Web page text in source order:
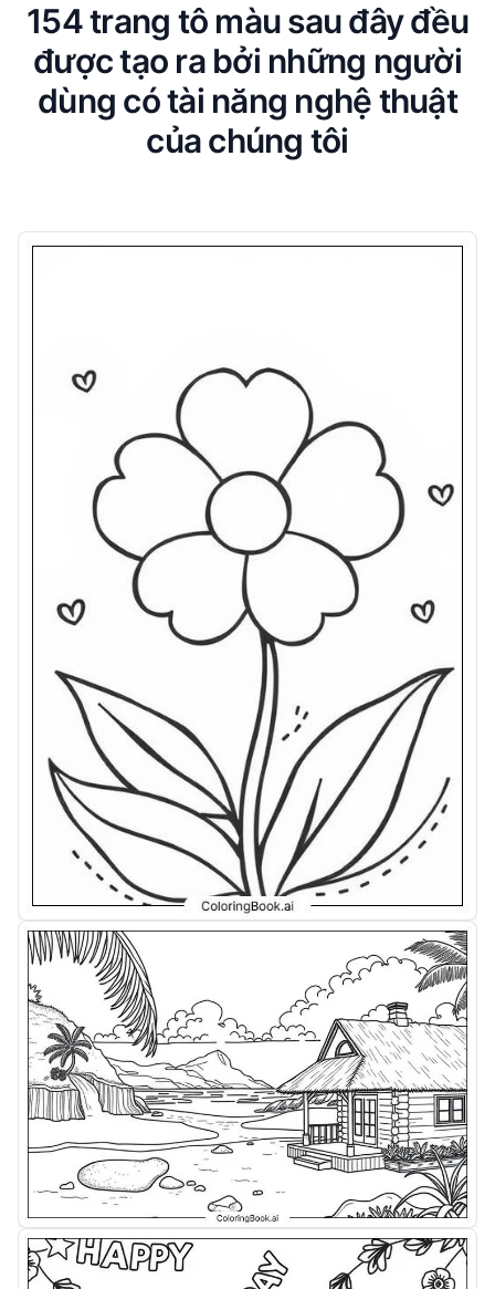
154 trang tô màu sau đây đều
được tạo ra bởi những người
dùng có tài năng nghệ thuật
của chúng tôi